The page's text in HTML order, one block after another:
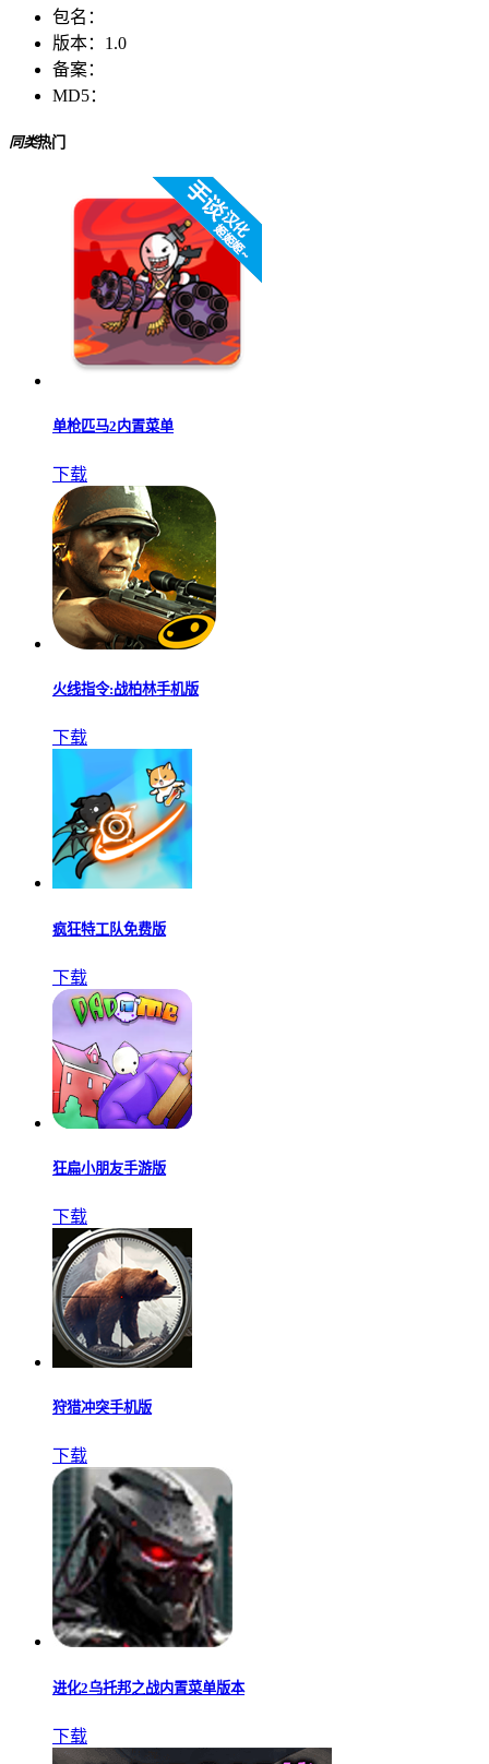
包名：
版本： 1.0
备案：
MD5：
同类热门
单枪匹马2内置菜单
下载
火线指令:战柏林手机版
下载
疯狂特工队免费版
下载
狂扁小朋友手游版
下载
狩猎冲突手机版
下载
进化2乌托邦之战内置菜单版本
下载